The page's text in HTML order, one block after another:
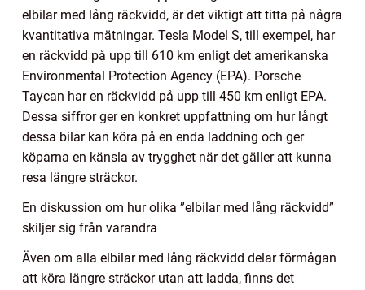
elbilar med lång räckvidd, är det viktigt att titta på några
kvantitativa mätningar. Tesla Model S, till exempel, har
en räckvidd på upp till 610 km enligt det amerikanska
Environmental Protection Agency (EPA). Porsche
Taycan har en räckvidd på upp till 450 km enligt EPA.
Dessa siffror ger en konkret uppfattning om hur långt
dessa bilar kan köra på en enda laddning och ger
köparna en känsla av trygghet när det gäller att kunna
resa längre sträckor.
En diskussion om hur olika ”elbilar med lång räckvidd”
skiljer sig från varandra
Även om alla elbilar med lång räckvidd delar förmågan
att köra längre sträckor utan att ladda, finns det